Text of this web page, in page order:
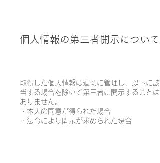
個人情報の第三者開示について
取得した個人情報は適切に管理し、以下に該
当する場合を除いて第三者に開示することは
ありません。
・本人の同意が得られた場合
・法令により開示が求められた場合